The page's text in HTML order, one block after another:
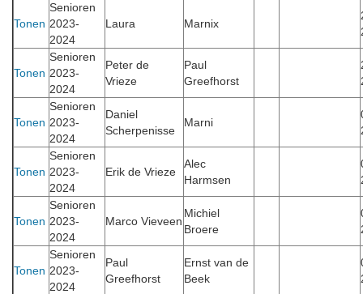
Tonen
Senioren
2023-
2024
Laura Marnix
Tonen
Senioren
2023-
2024
Peter de
Vrieze
Paul
Greefhorst
Tonen
Senioren
2023-
2024
Daniel
Scherpenisse
Marni
Tonen
Senioren
2023-
2024
Erik de Vrieze
Alec
Harmsen
Tonen
Senioren
2023-
2024
Marco Vieveen
Michiel
Broere
Tonen
Senioren
2023-
2024
Paul
Greefhorst
Ernst van de
Beek